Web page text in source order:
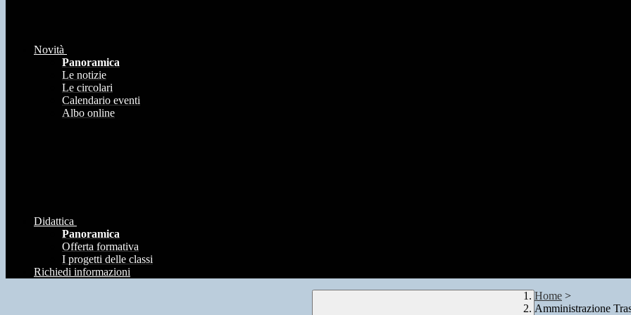
Novità
Panoramica
Le notizie
Le circolari
Calendario eventi
Albo online
Didattica
Panoramica
Offerta formativa
I progetti delle classi
Richiedi informazioni
Home >
Amministrazione